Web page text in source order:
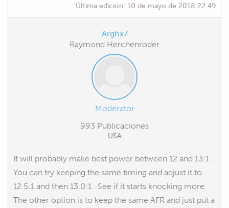
Última edición: 10 de mayo de 2018 22:49
Arghx7
Raymond Herchenroder
Moderator
993 Publicaciones
USA
It will probably make best power between 12 and 13:1 .
You can try keeping the same timing and adjust it to
12.5:1 and then 13.0:1 . See if it starts knocking more.
The other option is to keep the same AFR and just put a